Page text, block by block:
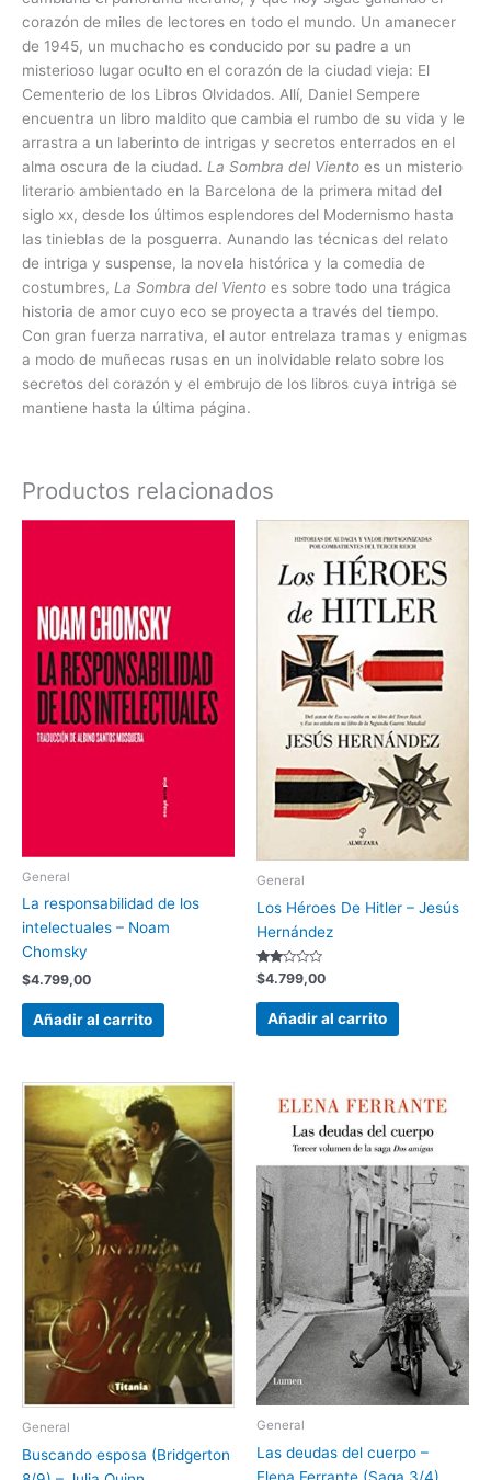
corazón de miles de lectores en todo el mundo. Un amanecer
de 1945, un muchacho es conducido por su padre a un
misterioso lugar oculto en el corazón de la ciudad vieja: El
Cementerio de los Libros Olvidados. Allí, Daniel Sempere
encuentra un libro maldito que cambia el rumbo de su vida y le
arrastra a un laberinto de intrigas y secretos enterrados en el
alma oscura de la ciudad. La Sombra del Viento es un misterio
literario ambientado en la Barcelona de la primera mitad del
siglo xx, desde los últimos esplendores del Modernismo hasta
las tinieblas de la posguerra. Aunando las técnicas del relato
de intriga y suspense, la novela histórica y la comedia de
costumbres, La Sombra del Viento es sobre todo una trágica
historia de amor cuyo eco se proyecta a través del tiempo.
Con gran fuerza narrativa, el autor entrelaza tramas y enigmas
a modo de muñecas rusas en un inolvidable relato sobre los
secretos del corazón y el embrujo de los libros cuya intriga se
mantiene hasta la última página.
Productos relacionados
General
La responsabilidad de los
intelectuales – Noam
Chomsky
$4.799,00
Añadir al carrito
General
Los Héroes De Hitler – Jesús
Hernández
Valorado
con
2.00
de 5
$4.799,00
Añadir al carrito
General
Buscando esposa (Bridgerton
General
Las deudas del cuerpo –
Elena Ferrante (Saga 3/4)